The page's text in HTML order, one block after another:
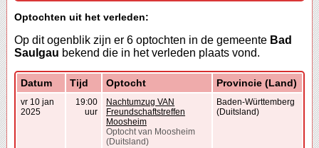
Optochten uit het verleden:
Op dit ogenblik zijn er 6 optochten in de gemeente Bad
Saulgau bekend die in het verleden plaats vond.
Datum Tijd Optocht Provincie (Land)
vr 10 jan
2025
19:00
uur
Nachtumzug VAN
Freundschaftstreffen
Moosheim
Optocht van Moosheim
(Duitsland)
Baden-Württemberg
(Duitsland)